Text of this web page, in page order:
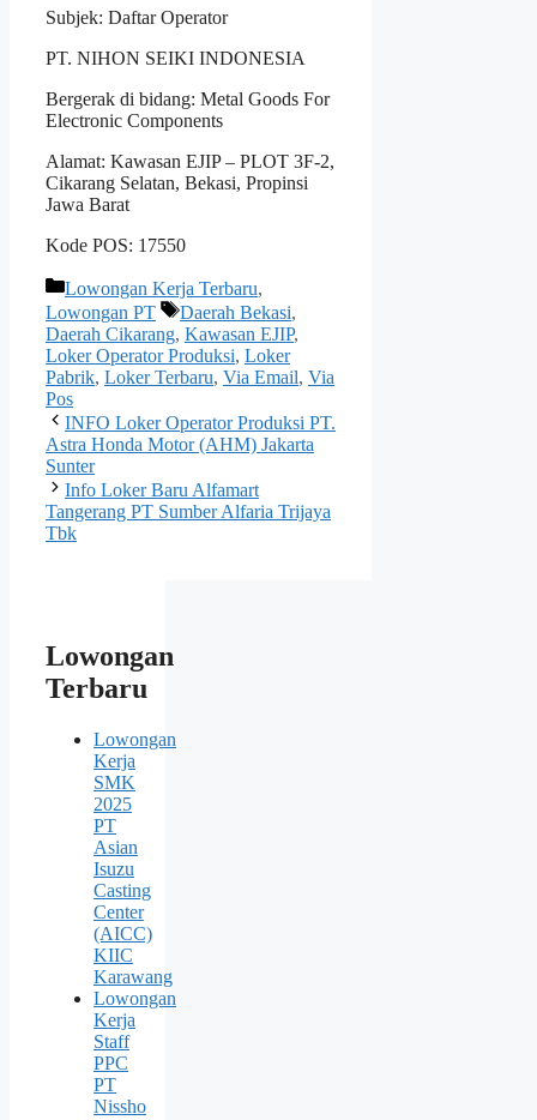
Subjek: Daftar Operator
PT. NIHON SEIKI INDONESIA
Bergerak di bidang: Metal Goods For
Electronic Components
Alamat: Kawasan EJIP – PLOT 3F-2,
Cikarang Selatan, Bekasi, Propinsi
Jawa Barat
Kode POS: 17550
Kategori
Lowongan Kerja Terbaru,
Lowongan PT
Tag
Daerah Bekasi,
Daerah Cikarang, Kawasan EJIP,
Loker Operator Produksi, Loker
Pabrik, Loker Terbaru, Via Email, Via
Pos
INFO Loker Operator Produksi PT.
Astra Honda Motor (AHM) Jakarta
Sunter
Info Loker Baru Alfamart
Tangerang PT Sumber Alfaria Trijaya
Tbk
Lowongan
Terbaru
Lowongan
Kerja
SMK
2025
PT
Asian
Isuzu
Casting
Center
(AICC)
KIIC
Karawang
Lowongan
Kerja
Staff
PPC
PT
Nissho